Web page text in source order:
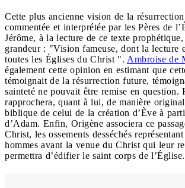
Cette plus ancienne vision de la
commentée et interprétée par les Pères de
Jérôme, à la lecture de ce texte
grandeur : "Vision fameuse, dont la lecture
toutes les Églises du Christ ". Ambroise de
également cette opinion en estimant que
témoignait de la résurrection future,
sainteté ne pouvait être remise en question.
rapprochera, quant à lui, de manière
biblique de celui de la création d’Ève à
d’Adam. Enfin, Origène associera ce
Christ, les ossements desséchés
hommes avant la venue du Christ qui leur
permettra d’édifier le saint corps de l’Église.